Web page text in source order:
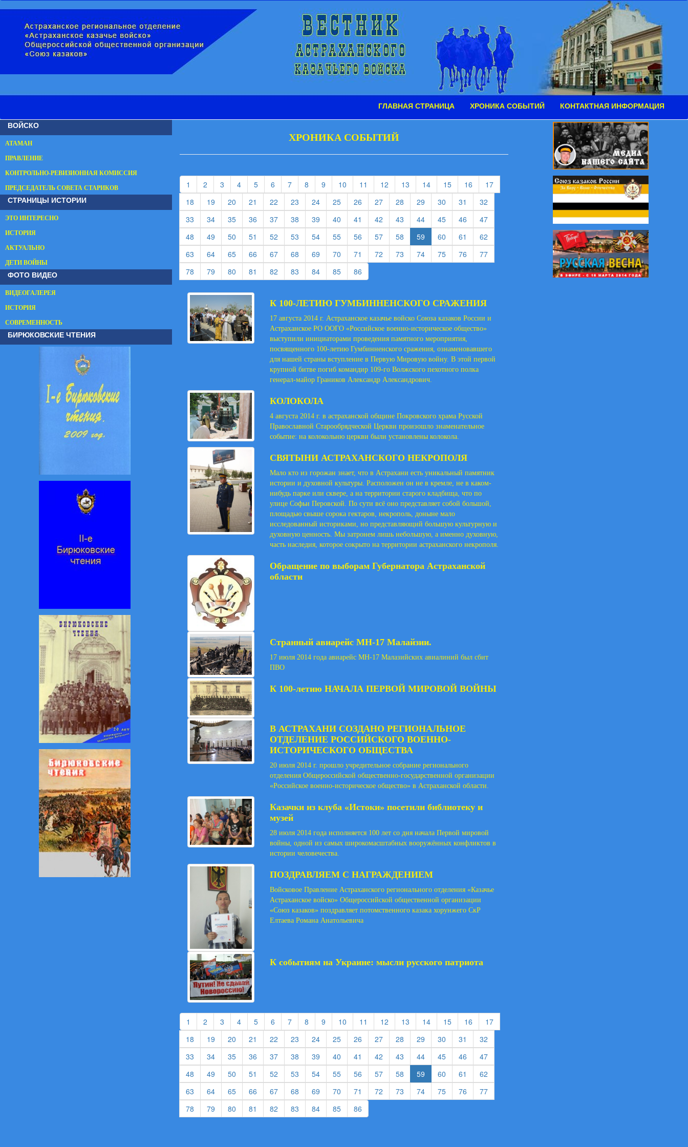
ГЛАВНАЯ СТРАНИЦА ХРОНИКА СОБЫТИЙ КОНТАКТНАЯ ИНФОРМАЦИЯ
ВОЙСКО
АТАМАН
ПРАВЛЕНИЕ
КОНТРОЛЬНО-РЕВИЗИОННАЯ КОМИССИЯ
ПРЕДСЕДАТЕЛЬ СОВЕТА СТАРИКОВ
СТРАНИЦЫ ИСТОРИИ
ЭТО ИНТЕРЕСНО
ИСТОРИЯ
АКТУАЛЬНО
ДЕТИ ВОЙНЫ
ФОТО ВИДЕО
ВИДЕОГАЛЕРЕЯ
ИСТОРИЯ
СОВРЕМЕННОСТЬ
БИРЮКОВСКИЕ ЧТЕНИЯ
ХРОНИКА СОБЫТИЙ
1 (current)
2 (current)
3 (current)
4(current)
5(current)
6 (current)
7(current)
8 (current)
9 (current)
10 (current)
11 (current)
12 (current)
13 (current)
14(current)
15(current)
16 (current)
17(current)
18 (current)
19 (current)
20 (current)
21 (current)
22 (current)
23 (current)
24(current)
25(current)
26 (current)
27(current)
28 (current)
29 (current)
30 (current)
31 (current)
32
33 (current)
34(current)
35(current)
36 (current)
37(current)
38 (current)
39 (current)
40 (current)
41 (current)
42 (current)
43 (current)
44(current)
45(current)
46 (current)
47(current)
48 (current)
49 (current)
50 (current)
51 (current)
52 (current)
53 (current)
54(current)
55(current)
56 (current)
57(current)
58 (current)
59 60 (current)
61 (current)
62
63 (current)
64(current)
65(current)
66 (current)
67(current)
68 (current)
69 (current)
70 (current)
71 (current)
72 (current)
73 (current)
74(current)
75(current)
76 (current)
77(current)
78 (current)
79 (current)
80 (current)
81 (current)
82 (current)
83 (current)
84(current)
85(current)
86
К 100-ЛЕТИЮ ГУМБИННЕНСКОГО СРАЖЕНИЯ
17 августа 2014 г. Астраханское казачье войско Союза казаков России и
Астраханское РО ООГО «Российское военно-историческое общество»
выступили инициаторами проведения памятного мероприятия,
посвященного 100-летию Гумбинненского сражения, ознаменовавшего
для нашей страны вступление в Первую Мировую войну. В этой первой
крупной битве погиб командир 109-го Волжского пехотного полка
генерал-майор Граников Александр Александрович.
КОЛОКОЛА
4 августа 2014 г. в астраханской общине Покровского храма Русской
Православной Старообрядческой Церкви произошло знаменательное
событие: на колокольню церкви были установлены колокола.
СВЯТЫНИ АСТРАХАНСКОГО НЕКРОПОЛЯ
Мало кто из горожан знает, что в Астрахани есть уникальный памятник
истории и духовной культуры. Расположен он не в кремле, не в каком-
нибудь парке или сквере, а на территории старого кладбища, что по
улице Софьи Перовской. По сути всё оно представляет собой большой,
площадью свыше сорока гектаров, некрополь, доныне мало
исследованный историками, но представляющий большую культурную и
духовную ценность. Мы затронем лишь небольшую, а именно духовную,
часть наследия, которое сокрыто на территории астраханского некрополя.
Обращение по выборам Губернатора Астраханской
области
Странный авиарейс МН-17 Малайзии.
17 июля 2014 года авиарейс МН-17 Малазийских авиалиний был сбит
ПВО
К 100-летию НАЧАЛА ПЕРВОЙ МИРОВОЙ ВОЙНЫ
В АСТРАХАНИ СОЗДАНО РЕГИОНАЛЬНОЕ
ОТДЕЛЕНИЕ РОССИЙСКОГО ВОЕННО-
ИСТОРИЧЕСКОГО ОБЩЕСТВА
20 июля 2014 г. прошло учредительное собрание регионального
отделения Общероссийской общественно-государственной организации
«Российское военно-историческое общество» в Астраханской области.
Казачки из клуба «Истоки» посетили библиотеку и
музей
28 июля 2014 года исполняется 100 лет со дня начала Первой мировой
войны, одной из самых широкомасштабных вооружённых конфликтов в
истории человечества.
ПОЗДРАВЛЯЕМ С НАГРАЖДЕНИЕМ
Войсковое Правление Астраханского регионального отделения «Казачье
Астраханское войско» Общероссийской общественной организации
«Союз казаков» поздравляет потомственного казака хорунжего СкР
Елтаева Романа Анатольевича
К событиям на Украине: мысли русского патриота
1 (current)
2 (current)
3 (current)
4(current)
5(current)
6 (current)
7(current)
8 (current)
9 (current)
10 (current)
11 (current)
12 (current)
13 (current)
14(current)
15(current)
16 (current)
17(current)
18 (current)
19 (current)
20 (current)
21 (current)
22 (current)
23 (current)
24(current)
25(current)
26 (current)
27(current)
28 (current)
29 (current)
30 (current)
31 (current)
32
33 (current)
34(current)
35(current)
36 (current)
37(current)
38 (current)
39 (current)
40 (current)
41 (current)
42 (current)
43 (current)
44(current)
45(current)
46 (current)
47(current)
48 (current)
49 (current)
50 (current)
51 (current)
52 (current)
53 (current)
54(current)
55(current)
56 (current)
57(current)
58 (current)
59 60 (current)
61 (current)
62
63 (current)
64(current)
65(current)
66 (current)
67(current)
68 (current)
69 (current)
70 (current)
71 (current)
72 (current)
73 (current)
74(current)
75(current)
76 (current)
77(current)
78 (current)
79 (current)
80 (current)
81 (current)
82 (current)
83 (current)
84(current)
85(current)
86